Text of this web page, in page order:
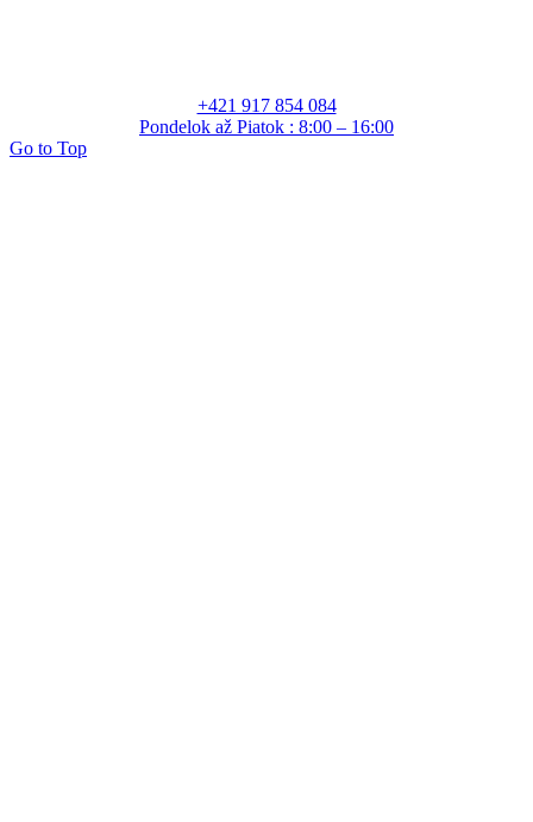
+421 917 854 084
Pondelok až Piatok : 8:00 – 16:00
Go to Top